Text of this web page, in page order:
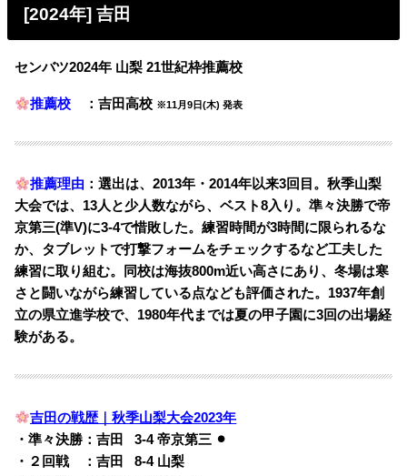
[2024年] 吉田
センバツ2024年 山梨 21世紀枠推薦校
推薦校 ：吉田高校 ※11月9日(木) 発表
推薦理由 ：選出は、2013年・2014年以来3回目。秋季山梨
大会では、13人と少人数ながら、ベスト8入り。準々決勝で帝
京第三(準V)に3-4で惜敗した。練習時間が3時間に限られるな
か、タブレットで打撃フォームをチェックするなど工夫した
練習に取り組む。同校は海抜800m近い高さにあり、冬場は寒
さと闘いながら練習している点なども評価された。1937年創
立の県立進学校で、1980年代までは夏の甲子園に3回の出場経
験がある。
吉田の戦歴｜秋季山梨大会2023年
・準々決勝：吉田
03-4 帝京第三 ⚫︎
・２回戦 ：吉田
08-4 山梨